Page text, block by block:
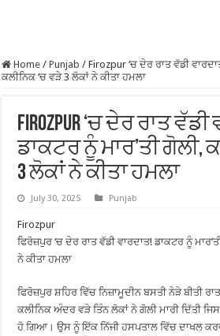
Home / Punjab / Firozpur ‘ਚ ਦੇਰ ਰਾਤ ਵੱਡੀ
ਕਲੀਨਿਕ ‘ਚ ਵੜੇ 3 ਲੋਕਾਂ ਨੇ ਕੀਤਾ ਹਮਲਾ
Firozpur ‘ਚ ਦੇਰ ਰਾਤ ਵੱਡੀ
ਡਾਕਟਰ ਨੂੰ ਮਾਰ’ਤੀ ਗੋਲੀ,
3 ਲੋਕਾਂ ਨੇ ਕੀਤਾ ਹਮਲਾ
July 30, 2025 Punjab
Firozpur
ਫਿਰੋਜ਼ਪੁਰ ‘ਚ ਦੇਰ ਰਾਤ ਵੱਡੀ ਵਾਰਦਾਤ! ਡਾਕਟਰ ਨੂੰ
ਨੇ ਕੀਤਾ ਹਮਲਾ
ਫਿਰੋਜ਼ਪੁਰ ਸ਼ਹਿਰ ਵਿੱਚ ਨਿਜ਼ਾਮੂਦੀਨ ਬਸਤੀ ਨੇੜੇ ਬੀਤੀ
ਕਲੀਨਿਕ ਅੰਦਰ ਵੜੇ ਤਿੰਨ ਲੋਕਾਂ ਨੇ ਗੋਲੀ ਮਾਰੀ ਦਿੱਤੀ
ਹੋ ਗਿਆ। ਉਸ ਨੂੰ ਇੱਕ ਨਿੱਜੀ ਹਸਪਤਾਲ ਵਿੱਚ ਦਾਖਲ